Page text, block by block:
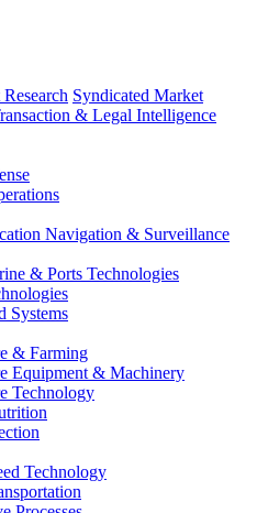
Syndicated Market
& Legal Intelligence
Navigation & Surveillance
& Ports Technologies
Systems
& Farming
Equipment & Machinery
Technology
Technology